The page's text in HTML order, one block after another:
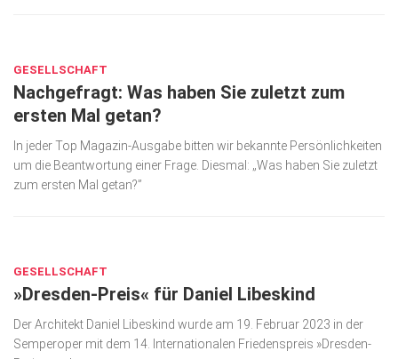
GESELLSCHAFT
Nachgefragt: Was haben Sie zuletzt zum
ersten Mal getan?
In jeder Top Magazin-Ausgabe bitten wir bekannte Persönlichkeiten
um die Beantwortung einer Frage. Diesmal: „Was haben Sie zuletzt
zum ersten Mal getan?”
GESELLSCHAFT
»Dresden-Preis« für Daniel Libeskind
Der Architekt Daniel Libeskind wurde am 19. Februar 2023 in der
Semperoper mit dem 14. Inter­natio­nalen Friedenspreis »Dresden-